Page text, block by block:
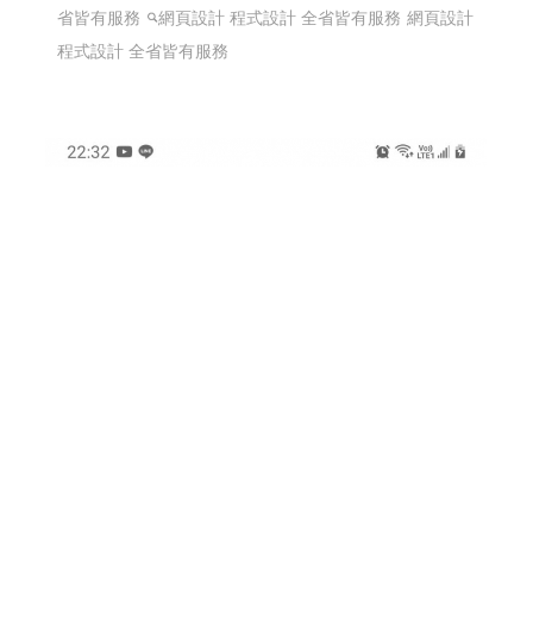
省皆有服務
網頁設計 程式設計 全省皆有服務 網頁設計
程式設計 全省皆有服務